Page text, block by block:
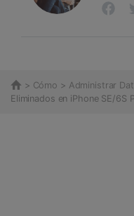
> Cómo > Administrar
Eliminados en iPhone SE/